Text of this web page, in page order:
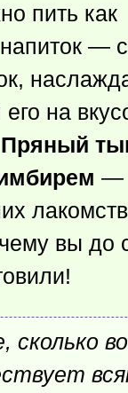
пить как
—
на
Пряный
—
вы до
сколько